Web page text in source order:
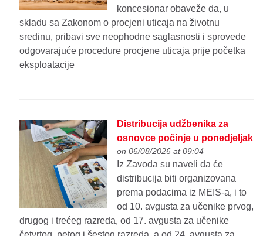
koncesionar obaveže da, u
skladu sa Zakonom o procjeni uticaja na životnu
sredinu, pribavi sve neophodne saglasnosti i sprovede
odgovarajuće procedure procjene uticaja prije početka
eksploatacije
Distribucija udžbenika za
osnovce počinje u ponedjeljak
on 06/08/2026 at 09:04
Iz Zavoda su naveli da će
distribucija biti organizovana
prema podacima iz MEIS-a, i to
od 10. avgusta za učenike prvog,
drugog i trećeg razreda, od 17. avgusta za učenike